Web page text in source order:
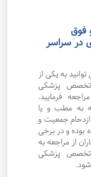
فوق
سراسر
به یکی از
پزشکی
فرمایید.
به مطب و یا
ازدحام جمعیت و
بوده و در برخی
از مراجعه به
پزشکی